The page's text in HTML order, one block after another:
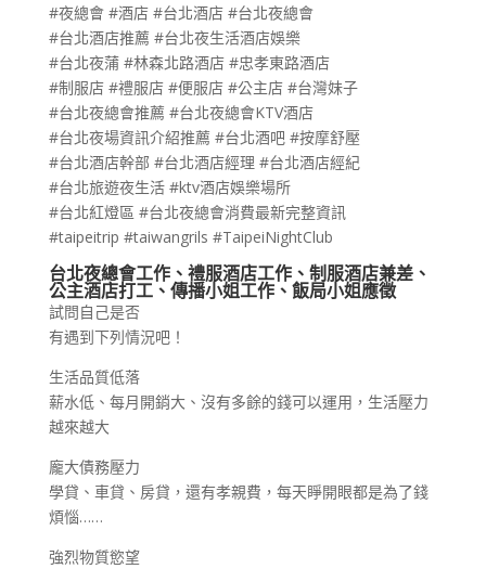
#夜總會 #酒店 #台北酒店 #台北夜總會
#台北酒店推薦 #台北夜生活酒店娛樂
#台北夜蒲 #林森北路酒店 #忠孝東路酒店
#制服店 #禮服店 #便服店 #公主店 #台灣妹子
#台北夜總會推薦 #台北夜總會KTV酒店
#台北夜場資訊介紹推薦 #台北酒吧 #按摩舒壓
#台北酒店幹部 #台北酒店經理 #台北酒店經紀
#台北旅遊夜生活 #ktv酒店娛樂場所
#台北紅燈區 #台北夜總會消費最新完整資訊
#taipeitrip #taiwangrils #TaipeiNightClub
台北夜總會工作、禮服酒店工作、制服酒店兼差、
公主酒店打工、傳播小姐工作、飯局小姐應徵
試問自己是否
有遇到下列情況吧！
生活品質低落
薪水低、每月開銷大、沒有多餘的錢可以運用，生活壓力
越來越大
龐大債務壓力
學貸、車貸、房貸，還有孝親費，每天睜開眼都是為了錢
煩惱……
強烈物質慾望